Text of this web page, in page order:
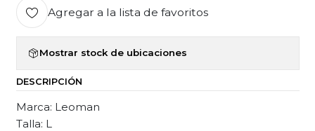
Agregar a la lista de favoritos
Mostrar stock de ubicaciones
DESCRIPCIÓN
Marca: Leoman
Talla: L